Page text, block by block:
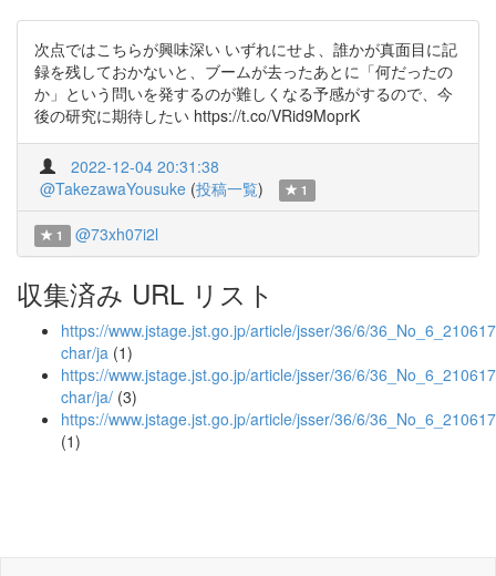
次点ではこちらが興味深い いずれにせよ、誰かが真面目に記
録を残しておかないと、ブームが去ったあとに「何だったの
か」という問いを発するのが難しくなる予感がするので、今
後の研究に期待したい https://t.co/VRid9MoprK
2022-12-04 20:31:38
@TakezawaYousuke (投稿一覧) 1
1 @73xh07i2l
収集済み URL リスト
https://www.jstage.jst.go.jp/article/jsser/36/6/
char/ja (1)
https://www.jstage.jst.go.jp/article/jsser/36/6/
char/ja/ (3)
https://www.jstage.jst.go.jp/article/jsser/36/6/
(1)